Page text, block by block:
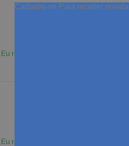
Cadastre-se Para receber
Eu recomendo esse produto.
Eu recomendo esse produto.